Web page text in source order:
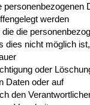
personenbezogenen
werden
die
dies nicht möglich
oder
Daten oder auf
den